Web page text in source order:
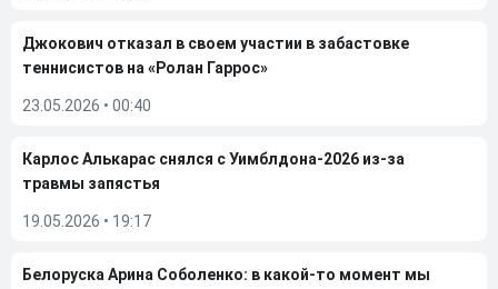
Джокович отказал в своем участии в забастовке
теннисистов на «Ролан Гаррос»
23.05.2026 • 00:40
Карлос Алькарас снялся с Уимблдона-2026 из-за
травмы запястья
19.05.2026 • 19:17
Белоруска Арина Соболенко: в какой-то момент мы